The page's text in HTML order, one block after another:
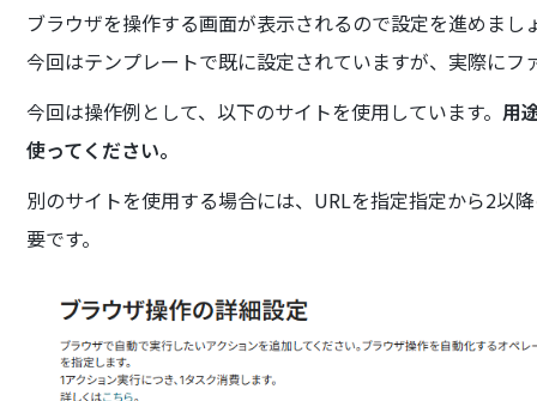
ブラウザを操作する画面が表示されるので設定を進めまし
今回はテンプレートで既に設定されていますが、実際に
今回は操作例として、以下のサイトを使用しています。用
使ってください。
別のサイトを使用する場合には、URLを指定指定から2以
要です。